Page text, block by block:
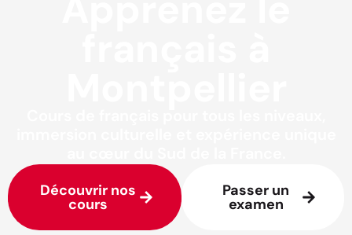
Découvrir nos
cours
Passer un
examen